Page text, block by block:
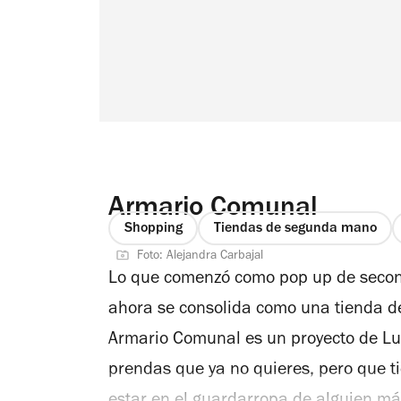
el mundo! Pues entre marcas
sentir que llega la inspo. Te
lugar y probarte accesorios o armar
se encargará personalmente de
también es incluir...
Armario Comunal
Shopping Tiendas de segunda mano
Foto: Alejandra Carbajal
Lo que comenzó como pop up de
ahora se consolida como una tienda
Armario Comunal es un proyecto de
prendas que ya no quieres, pero que